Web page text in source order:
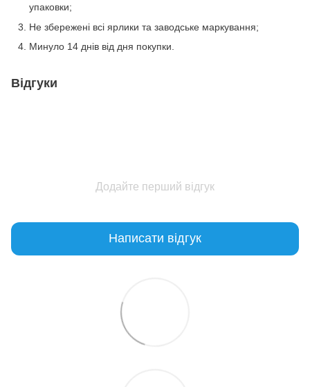
упаковки;
Не збережені всі ярлики та заводське маркування;
Минуло 14 днів від дня покупки.
Відгуки
Додайте перший відгук
Написати відгук